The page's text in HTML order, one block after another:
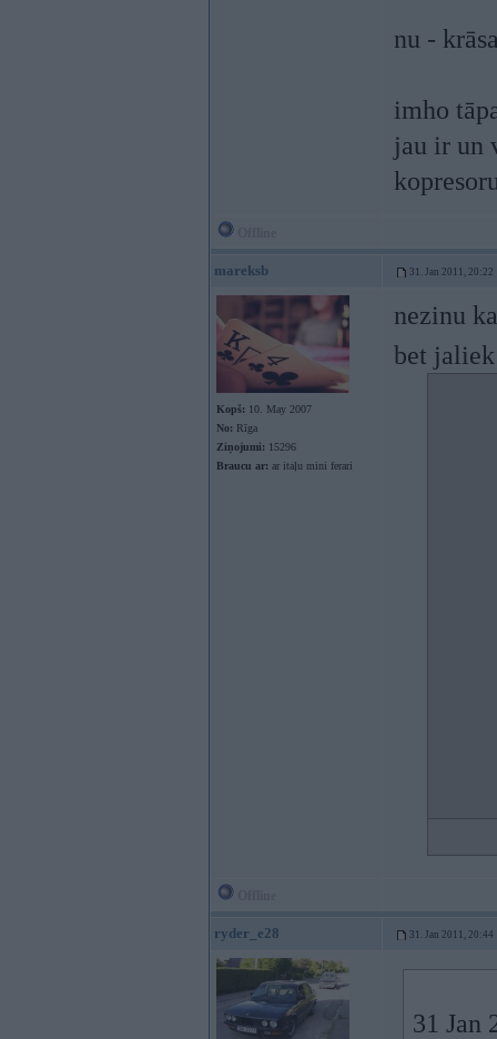
nu -
imho
jau ir un
mareksb 31. Jan 2011, 20:22
Kopš: 10. May 2007
No: Rīga
Ziņojumi: 15296
Braucu ar: ar itaļu mini ferari
nezinu
bet
ryder_e28 31. Jan 2011, 20:44
31 Jan